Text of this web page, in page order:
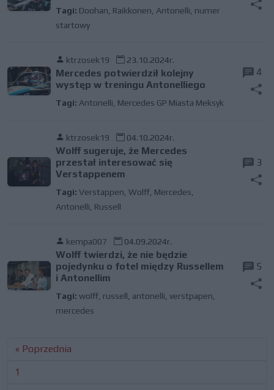
Tagi: Doohan Raikkonen Antonelli numer
startowy
ktrzosek19 23.10.2024r.
Mercedes potwierdził kolejny
występ w treningu Antonelliego
Tagi: Antonelli Mercedes GP Miasta Meksyk
4
ktrzosek19 04.10.2024r.
Wolff sugeruje, że Mercedes
przestał interesować się
Verstappenem
Tagi: Verstappen Wolff, Mercedes
Antonelli Russell
3
kempa007 04.09.2024r.
Wolff twierdzi, że nie będzie
pojedynku o fotel między Russellem
i Antonellim
Tagi: wolff, russell antonelli verstpapen
mercedes
5
« Poprzednia
1